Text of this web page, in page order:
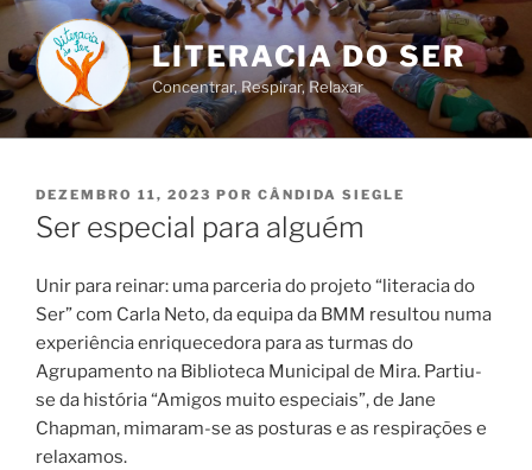
Saltar
para
o
conteúdo
LITERACIA DO SER
Concentrar, Respirar, Relaxar
PUBLICADO
EM
DEZEMBRO 11, 2023 POR CÂNDIDA SIEGLE
Ser especial para alguém
Unir para reinar: uma parceria do projeto “literacia do
Ser” com Carla Neto, da equipa da BMM resultou numa
experiência enriquecedora para as turmas do
Agrupamento na Biblioteca Municipal de Mira. Partiu-
se da história “Amigos muito especiais”, de Jane
Chapman, mimaram-se as posturas e as respirações e
relaxamos.